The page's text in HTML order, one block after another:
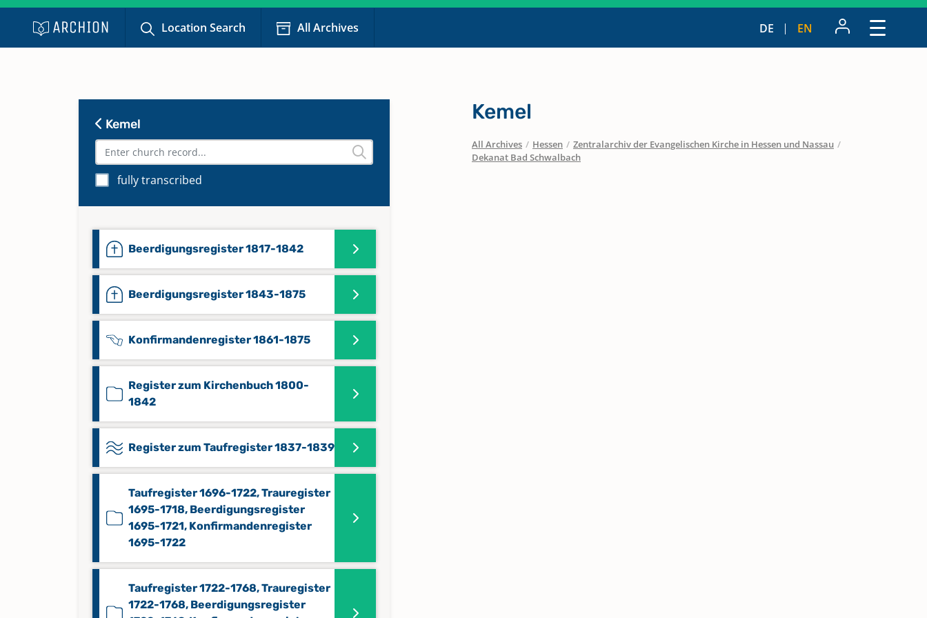
Location Search All Archives DE EN
Kemel
fully transcribed
Beerdigungsregister 1817-1842
Beerdigungsregister 1843-1875
Konfirmandenregister 1861-1875
Register zum Kirchenbuch 1800-
1842
Register zum Taufregister 1837-1839
Taufregister 1696-1722, Trauregister
1695-1718, Beerdigungsregister
1695-1721, Konfirmandenregister
1695-1722
Taufregister 1722-1768, Trauregister
1722-1768, Beerdigungsregister
Kemel
All Archives / Hessen / Zentralarchiv der Evangelischen Kirche in Hessen und Nassau /
Dekanat Bad Schwalbach